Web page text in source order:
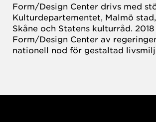
Form/Design Center drivs med
Kulturdepartementet, Malmö
Skåne och Statens kulturråd.
Form/Design Center av
nationell nod för gestaltad